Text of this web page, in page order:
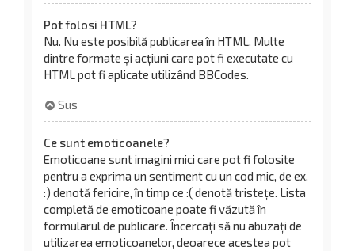
Pot folosi HTML?
Nu. Nu este posibilă publicarea în HTML. Multe
dintre formate și acțiuni care pot fi executate cu
HTML pot fi aplicate utilizând BBCodes.
Sus
Ce sunt emoticoanele?
Emoticoane sunt imagini mici care pot fi folosite
pentru a exprima un sentiment cu un cod mic, de ex.
:) denotă fericire, în timp ce :( denotă tristețe. Lista
completă de emoticoane poate fi văzută în
formularul de publicare. Încercați să nu abuzați de
utilizarea emoticoanelor, deoarece acestea pot